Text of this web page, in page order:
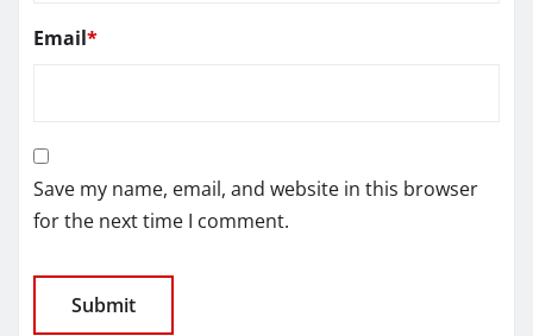
Email*
Save my name, email, and website in this browser
for the next time I comment.